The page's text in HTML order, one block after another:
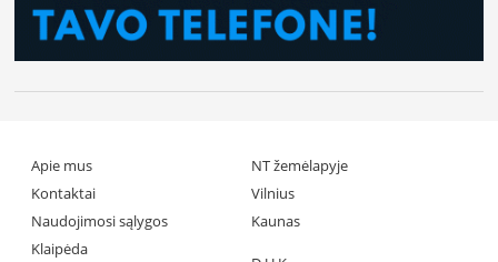
Apie mus
Kontaktai
Naudojimosi sąlygos
NT žemėlapyje
Vilnius
Kaunas
Klaipėda